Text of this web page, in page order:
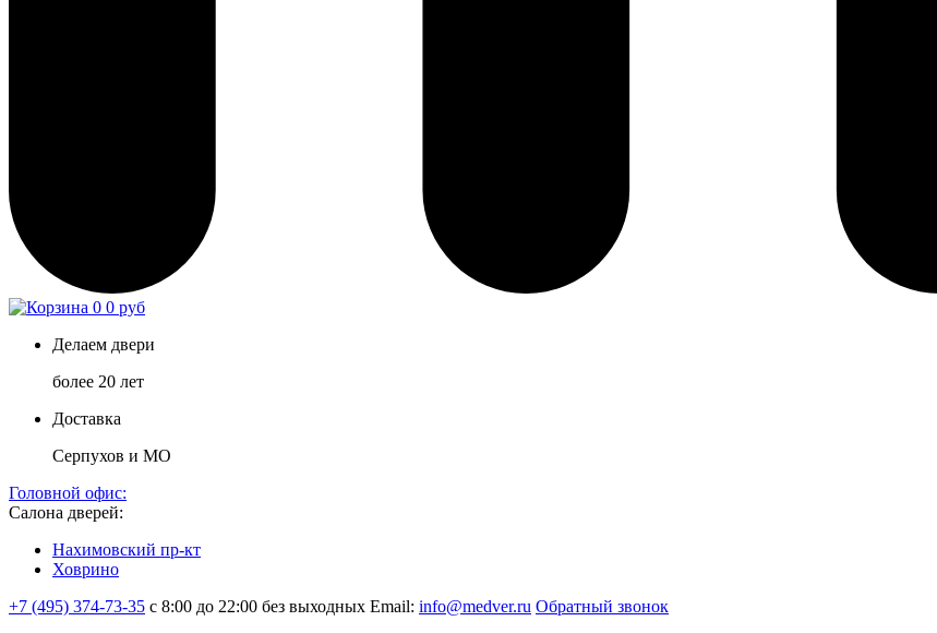
0 0 руб
Делаем двери
более 20 лет
Доставка
Серпухов и МО
Головной офис:
Салона дверей:
Нахимовский пр-кт
Ховрино
+7 (495) 374-73-35 с 8:00 до 22:00 без выходных Email: info@medver.ru Обратный звонок